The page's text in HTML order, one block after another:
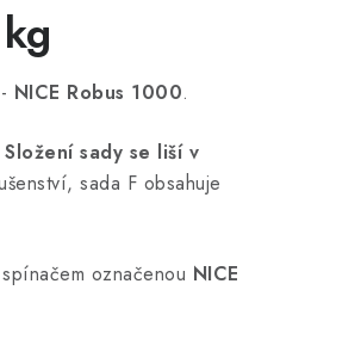
NICE Robus 1000.
Složení sady se liší v
sada F obsahuje
označenou NICE